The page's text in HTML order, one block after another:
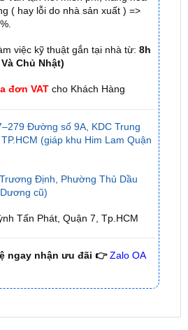
việc kỹ thuật gắn tại nhà từ:8h
Chủ Nhật)
đơn VATcho Khách Hàng
Đường số 9A, KDC Trung
Định, Phường Thủ Dầu
cũ)
Tấn Phát, Quận 7, Tp.HCM
ngay nhận ưu đãi 👉 Zalo OA